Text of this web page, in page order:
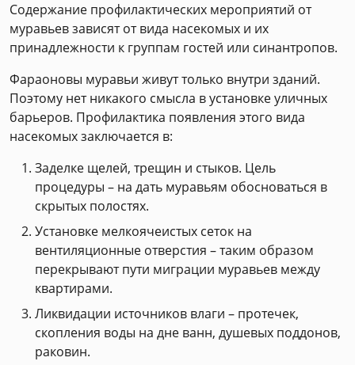
Содержание профилактических мероприятий от
муравьев зависят от вида насекомых и их
принадлежности к группам гостей или синантропов.
Фараоновы муравьи живут только внутри зданий.
Поэтому нет никакого смысла в установке уличных
барьеров. Профилактика появления этого вида
насекомых заключается в:
Заделке щелей, трещин и стыков. Цель
процедуры – на дать муравьям обосноваться в
скрытых полостях.
Установке мелкоячеистых сеток на
вентиляционные отверстия – таким образом
перекрывают пути миграции муравьев между
квартирами.
Ликвидации источников влаги – протечек,
скопления воды на дне ванн, душевых поддонов,
раковин.